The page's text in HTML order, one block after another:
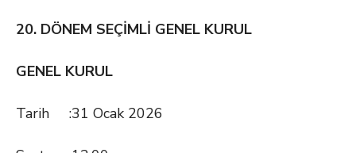
20. DÖNEM SEÇİMLİ GENEL KURUL
GENEL KURUL
Tarih :31 Ocak 2026